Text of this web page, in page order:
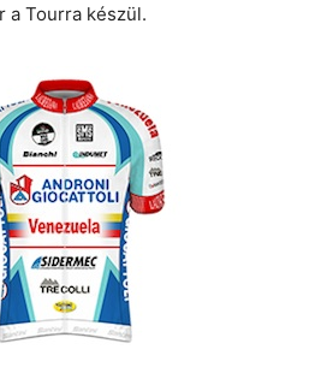
a Tourra készül.